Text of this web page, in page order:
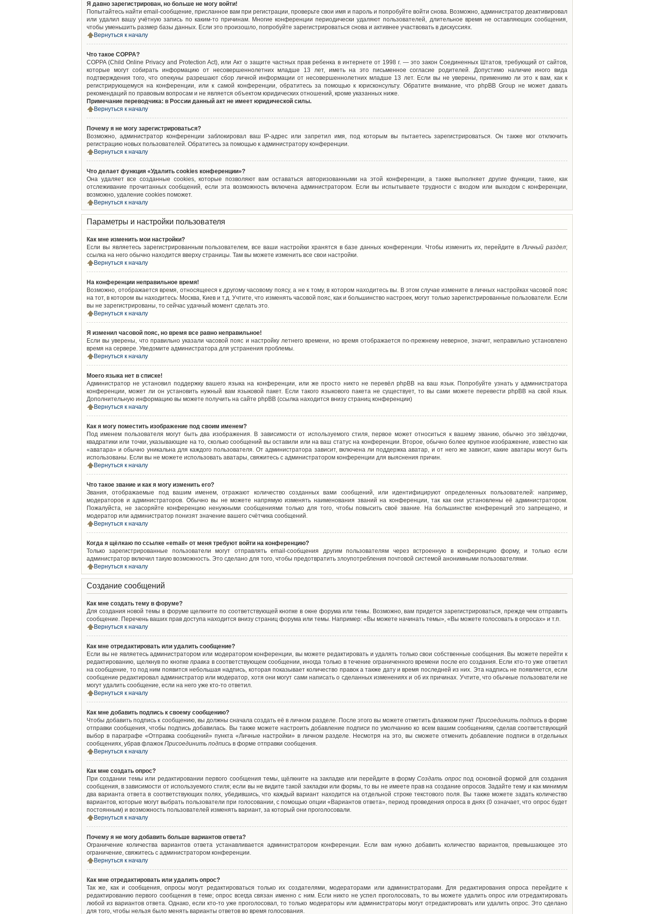
Я давно зарегистрирован, но больше не могу войти!
Попытайтесь найти email-сообщение, присланное вам при регистрации, проверьте свои имя и пароль и попробуйте войти снова. Возможно, администратор деактивировал
или удалил вашу учётную запись по каким-то причинам. Многие конференции периодически удаляют пользователей, длительное время не оставляющих сообщения,
чтобы уменьшить размер базы данных. Если это произошло, попробуйте зарегистрироваться снова и активнее участвовать в дискуссиях.
Вернуться к началу
Что такое COPPA?
COPPA (Child Online Privacy and Protection Act), или Акт о защите частных прав ребенка в интернете от 1998 г. — это закон Соединенных Штатов, требующий от сайтов,
которые могут собирать информацию от несовершеннолетних младше 13 лет, иметь на это письменное согласие родителей. Допустимо наличие иного вида
подтверждения того, что опекуны разрешают сбор личной информации от несовершеннолетних младше 13 лет. Если вы не уверены, применимо ли это к вам, как к
регистрирующемуся на конференции, или к самой конференции, обратитесь за помощью к юрисконсульту. Обратите внимание, что phpBB Group не может давать
рекомендаций по правовым вопросам и не является объектом юридических отношений, кроме указанных ниже.
Примечание переводчика: в России данный акт не имеет юридической силы.
Вернуться к началу
Почему я не могу зарегистрироваться?
Возможно, администратор конференции заблокировал ваш IP-адрес или запретил имя, под которым вы пытаетесь зарегистрироваться. Он также мог отключить
регистрацию новых пользователей. Обратитесь за помощью к администратору конференции.
Вернуться к началу
Что делает функция «Удалить cookies конференции»?
Она удаляет все созданные cookies, которые позволяют вам оставаться авторизованными на этой конференции, а также выполняет другие функции, такие, как
отслеживание прочитанных сообщений, если эта возможность включена администратором. Если вы испытываете трудности с входом или выходом с конференции,
возможно, удаление cookies поможет.
Вернуться к началу
Параметры и настройки пользователя
Как мне изменить мои настройки?
Если вы являетесь зарегистрированным пользователем, все ваши настройки хранятся в базе данных конференции. Чтобы изменить их, перейдите вЛичный раздел;
ссылка на него обычно находится вверху страницы. Там вы можете изменить все свои настройки.
Вернуться к началу
На конференции неправильное время!
Возможно, отображается время, относящееся к другому часовому поясу, а не к тому, в котором находитесь вы. В этом случае измените в личных настройках часовой пояс
на тот, в котором вы находитесь: Москва, Киев и т.д. Учтите, что изменять часовой пояс, как и большинство настроек, могут только зарегистрированные пользователи. Если
вы не зарегистрированы, то сейчас удачный момент сделать это.
Вернуться к началу
Я изменил часовой пояс, но время все равно неправильное!
Если вы уверены, что правильно указали часовой пояс и настройку летнего времени, но время отображается по-прежнему неверное, значит, неправильно установлено
время на сервере. Уведомите администратора для устранения проблемы.
Вернуться к началу
Моего языка нет в списке!
Администратор не установил поддержку вашего языка на конференции, или же просто никто не перевёл phpBB на ваш язык. Попробуйте узнать у администратора
конференции, может ли он установить нужный вам языковой пакет. Если такого языкового пакета не существует, то вы сами можете перевести phpBB на свой язык.
Дополнительную информацию вы можете получить на сайте phpBB (ссылка находится внизу страниц конференции)
Вернуться к началу
Как я могу поместить изображение под своим именем?
Под именем пользователя могут быть два изображения. В зависимости от используемого стиля, первое может относиться к вашему званию, обычно это звёздочки,
квадратики или точки, указывающие на то, сколько сообщений вы оставили или на ваш статус на конференции. Второе, обычно более крупное изображение, известно как
«аватара» и обычно уникальна для каждого пользователя. От администратора зависит, включена ли поддержка аватар, и от него же зависит, какие аватары могут быть
использованы. Если вы не можете использовать аватары, свяжитесь с администратором конференции для выяснения причин.
Вернуться к началу
Что такое звание и как я могу изменить его?
Звания, отображаемые под вашим именем, отражают количество созданных вами сообщений, или идентифицируют определенных пользователей: например,
модераторов и администраторов. Обычно вы не можете напрямую изменять наименования званий на конференции, так как они установлены её администратором.
Пожалуйста, не засоряйте конференцию ненужными сообщениями только для того, чтобы повысить своё звание. На большинстве конференций это запрещено, и
модератор или администратор понизят значение вашего счётчика сообщений.
Вернуться к началу
Когда я щёлкаю по ссылке «email» от меня требуют войти на конференцию?
Только зарегистрированные пользователи могут отправлять email-сообщения другим пользователям через встроенную в конференцию форму, и только если
администратор включил такую возможность. Это сделано для того, чтобы предотвратить злоупотребления почтовой системой анонимными пользователями.
Вернуться к началу
Создание сообщений
Как мне создать тему в форуме?
Для создания новой темы в форуме щелкните по соответствующей кнопке в окне форума или темы. Возможно, вам придется зарегистрироваться, прежде чем отправить
сообщение. Перечень ваших прав доступа находится внизу страниц форума или темы. Например: «Вы можете начинать темы», «Вы можете голосовать в опросах» и т.п.
Вернуться к началу
Как мне отредактировать или удалить сообщение?
Если вы не являетесь администратором или модератором конференции, вы можете редактировать и удалять только свои собственные сообщения. Вы можете перейти к
редактированию, щелкнув по кнопкеправка в соответствующем сообщении, иногда только в течение ограниченного времени после его создания. Если кто-то уже ответил
на сообщение, то под ним появится небольшая надпись, которая показывает количество правок а также дату и время последней из них. Эта надпись не появляется, если
сообщение редактировал администратор или модератор, хотя они могут сами написать о сделанных изменениях и об их причинах. Учтите, что обычные пользователи не
могут удалить сообщение, если на него уже кто-то ответил.
Вернуться к началу
Как мне добавить подпись к своему сообщению?
Чтобы добавить подпись к сообщению, вы должны сначала создать её в личном разделе. После этого вы можете отметить флажком пункт Присоединить подписьв форме
отправки сообщения, чтобы подпись добавилась. Вы также можете настроить добавление подписи по умолчанию ко всем вашим сообщениям, сделав соответствующий
выбор в параграфе «Отправка сообщений» пункта «Личные настройки» в личном разделе. Несмотря на это, вы сможете отменить добавление подписи в отдельных
сообщениях, убрав флажок Присоединить подпись в форме отправки сообщения.
Вернуться к началу
Как мне создать опрос?
При создании темы или редактировании первого сообщения темы, щёлкните на закладке или перейдите в формуСоздать опроспод основной формой для создания
сообщения, в зависимости от используемого стиля; если вы не видите такой закладки или формы, то вы не имеете прав на создание опросов. Задайте тему и как минимум
два варианта ответа в соответствующих полях, убедившись, что каждый вариант находится на отдельной строке текстового поля. Вы также можете задать количество
вариантов, которые могут выбрать пользователи при голосовании, с помощью опции «Вариантов ответа», период проведения опроса в днях (0 означает, что опрос будет
постоянным) и возможность пользователей изменять вариант, за который они проголосовали.
Вернуться к началу
Почему я не могу добавить больше вариантов ответа?
Ограничение количества вариантов ответа устанавливается администратором конференции. Если вам нужно добавить количество вариантов, превышающее это
ограничение, свяжитесь с администратором конференции.
Вернуться к началу
Как мне отредактировать или удалить опрос?
Так же, как и сообщения, опросы могут редактироваться только их создателями, модераторами или администраторами. Для редактирования опроса перейдите к
редактированию первого сообщения в теме; опрос всегда связан именно с ним. Если никто не успел проголосовать, то вы можете удалить опрос или отредактировать
любой из вариантов ответа. Однако, если кто-то уже проголосовал, то только модераторы или администраторы могут отредактировать или удалить опрос. Это сделано
для того, чтобы нельзя было менять варианты ответов во время голосования.